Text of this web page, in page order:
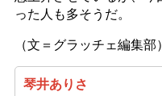
った人も多そうだ。
（文＝グラッチェ編集
琴井ありさ